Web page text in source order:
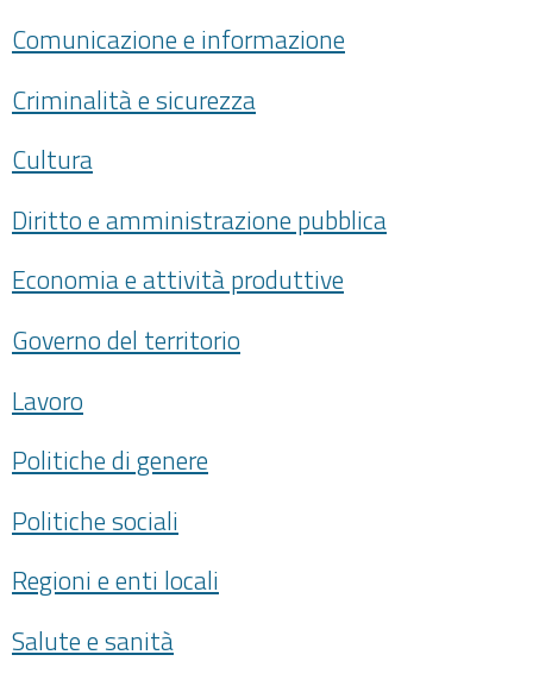
Comunicazione e informazione
Criminalità e sicurezza
Cultura
Diritto e amministrazione pubblica
Economia e attività produttive
Governo del territorio
Lavoro
Politiche di genere
Politiche sociali
Regioni e enti locali
Salute e sanità